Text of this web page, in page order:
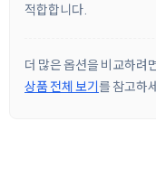
적합합니다.
더 많은 옵션을 비교하려
상품 전체 보기를 참고하